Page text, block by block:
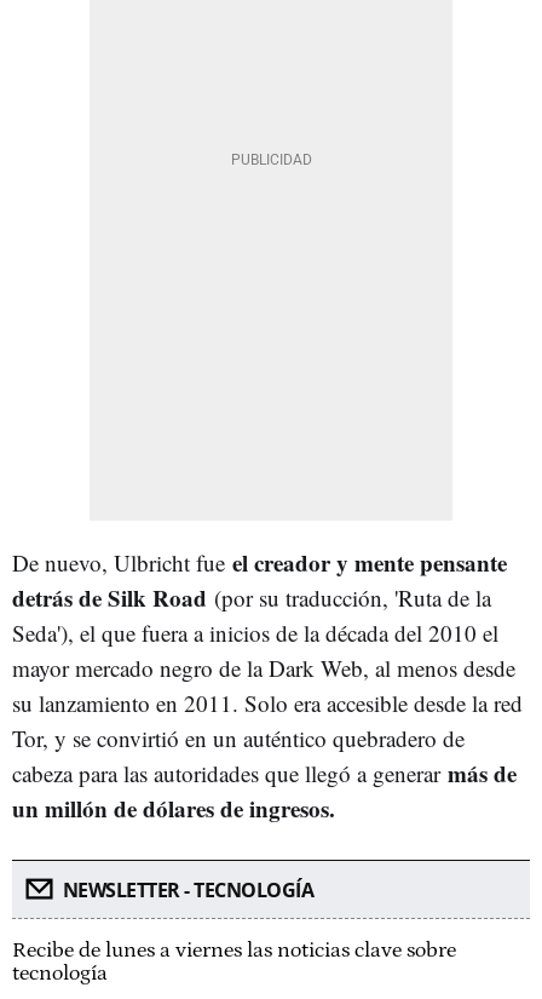
De nuevo, Ulbricht fue el creador y mente pensante
detrás de Silk Road (por su traducción, 'Ruta de la
Seda'), el que fuera a inicios de la década del 2010 el
mayor mercado negro de la Dark Web, al menos desde
su lanzamiento en 2011. Solo era accesible desde la red
Tor, y se convirtió en un auténtico quebradero de
cabeza para las autoridades que llegó a generar más de
un millón de dólares de ingresos.
NEWSLETTER - TECNOLOGÍA
Recibe de lunes a viernes las noticias clave sobre
tecnología